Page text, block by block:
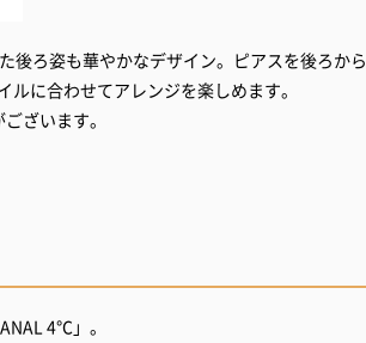
後ろ姿も華やかなデザイン。ピアスを後ろから
に合わせてアレンジを楽しめます。
ざいます。
4℃」。